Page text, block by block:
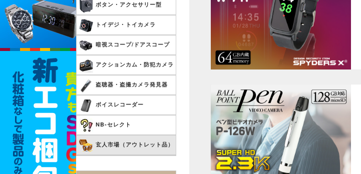
ボタン・アクセサリー型
トイデジ・トイカメラ
暗視スコープ/ドアスコープ
アクションカム・防犯カメラ
盗聴器・盗撮カメラ発見器
ボイスレコーダー
NB-セレクト
玄人市場（アウトレット品）